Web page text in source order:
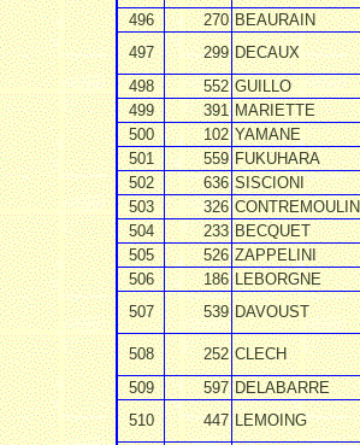
496
270 BEAURAIN
497
299 DECAUX
498
552 GUILLO
499
391 MARIETTE
500
102 YAMANE
501
559 FUKUHARA
502
636 SISCIONI
503
326 CONTREMOULIN
504
233 BECQUET
505
526 ZAPPELINI
506
186 LEBORGNE
507
539 DAVOUST
508 252 CLECH
509
597 DELABARRE
510
447 LEMOING